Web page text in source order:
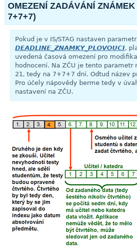
OMEZENÍ ZADÁVÁNÍ
7+7+7)
Pokud je v IS/STAG nastaven parametr
DEADLINE_ZNAMKY_PLOVOUCI,
uvedená časová omezení pro
hodnocení. Na ZČU je tento parametr
21, tedy na 7+7+7 dní. Odtud název
Pro účely nápovědy berme tedy v
nastavení na ZČU.